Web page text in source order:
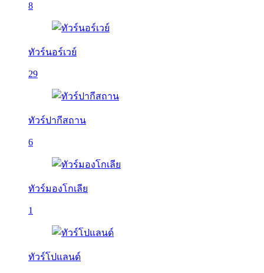
8
ทัวร์นอร์เวย์
29
ทัวร์ปากีสถาน
6
ทัวร์มองโกเลีย
1
ทัวร์โปแลนด์